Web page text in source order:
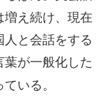
え続け、現在
と会話をする
葉が一般化した
いる。